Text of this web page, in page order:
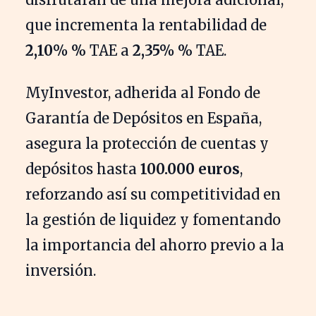
que incrementa la rentabilidad de
2,10% % TAE a 2,35% % TAE.
MyInvestor, adherida al Fondo de
Garantía de Depósitos en España,
asegura la protección de cuentas y
depósitos hasta 100.000 euros,
reforzando así su competitividad en
la gestión de liquidez y fomentando
la importancia del ahorro previo a la
inversión.